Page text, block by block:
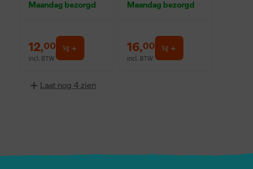
Maandag bezorgd
12,00
incl. BTW
Maandag bezorgd
16,00
incl. BTW
Laat nog 4 zien